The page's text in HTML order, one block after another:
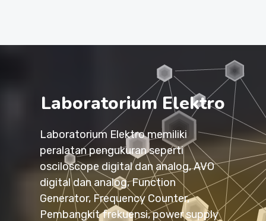
Laboratorium Elektro
Laboratorium Elektro memiliki
peralatan pengukuran seperti
osciloscope digital dan analog, AVO
digital dan analog, Function
Generator, Frequency Counter,
Pembangkit frekuensi, power supply